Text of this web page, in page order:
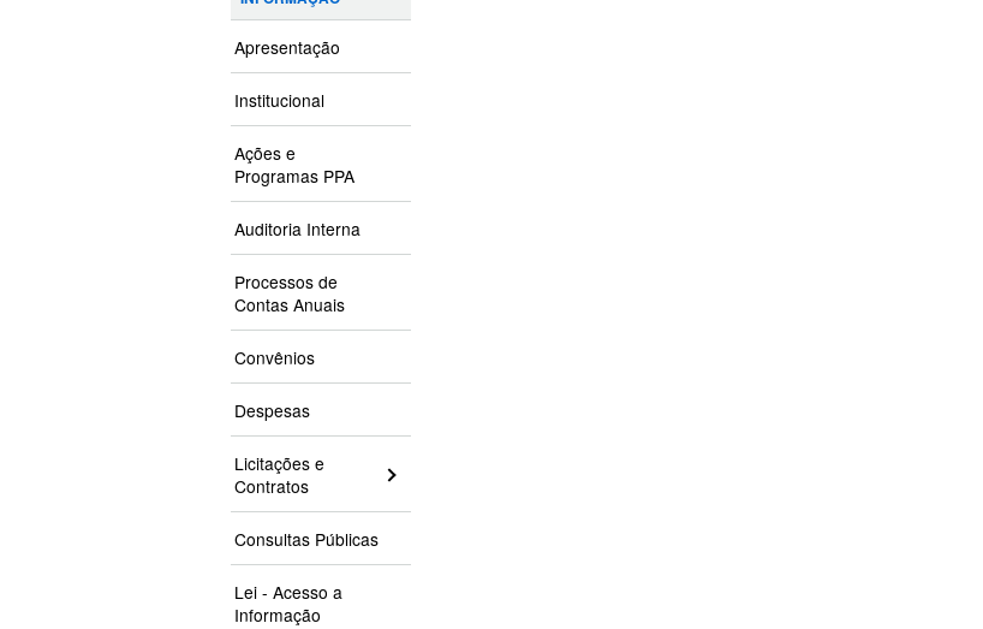
Apresentação
Institucional
Ações e
Programas PPA
Auditoria Interna
Processos de
Contas Anuais
Convênios
Despesas
Licitações e
Contratos
Consultas Públicas
Lei - Acesso a
Informação